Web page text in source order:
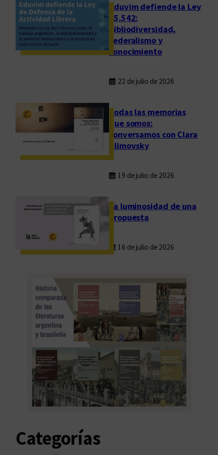
Eduvim defiende la Ley
25.542:
bibliodiversidad,
federalismo y
conocimiento
22 de julio de 2026
Todas las memorias
que somos:
conversamos con Clara
Klimovsky
19 de julio de 2026
La luminosidad de una
propuesta
16 de julio de 2026
Categorías